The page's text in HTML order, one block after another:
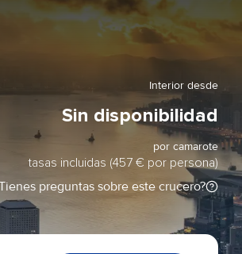
Interior desde
Sin disponibilidad
por camarote
tasas incluidas (457 € por persona)
preguntas sobre este crucero?